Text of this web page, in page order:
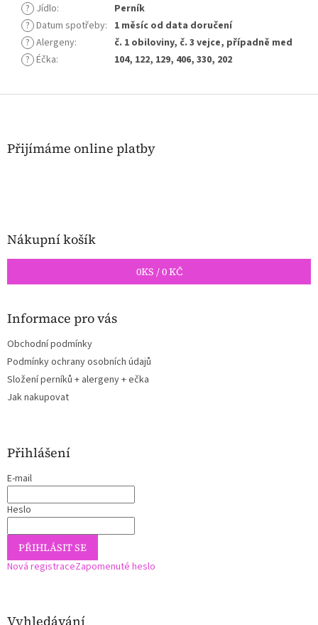
? Jídlo:
Perník
? Datum spotřeby: 1 měsíc od data doručení
? Alergeny:
č. 1 obiloviny, č. 3 vejce, případně med
? Éčka: 104, 122, 129, 406, 330, 202
Z
Přijímáme online platby
Nákupní košík
0KS /0 KČ
Informace pro vás
Obchodní podmínky
Podmínky ochrany osobních údajů
Složení perníků + alergeny + ečka
Jak nakupovat
Přihlášení
E-mail
Heslo
PŘIHLÁSIT SE
Nová registraceZapomenuté heslo
Vyhledávání